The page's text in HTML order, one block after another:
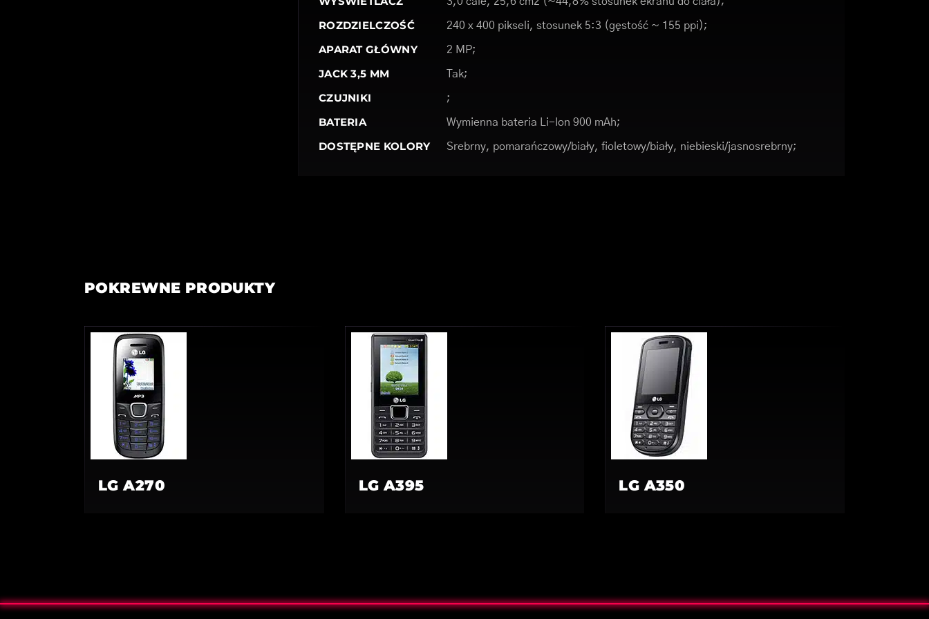
ROZDZIELCZOŚĆ 240 x 400 pikseli, stosunek 5:3 (gęstość ~ 155 ppi);
APARAT GŁÓWNY 2 MP;
JACK 3,5 MM Tak;
CZUJNIKI ;
BATERIA Wymienna bateria Li-Ion 900 mAh;
DOSTĘPNE KOLORY Srebrny, pomarańczowy/biały, fioletowy/biały, niebieski/jasnosrebrny;
POKREWNE PRODUKTY
LG A270 LG A395 LG A350